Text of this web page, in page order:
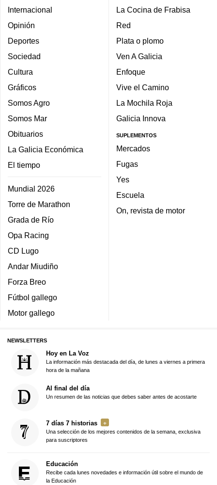
Internacional
Opinión
Deportes
Sociedad
Cultura
Gráficos
Somos Agro
Somos Mar
Obituarios
La Galicia Económica
El tiempo
Mundial 2026
Torre de Marathon
Grada de Río
Opa Racing
CD Lugo
Andar Miudiño
Forza Breo
Fútbol gallego
Motor gallego
La Cocina de Frabisa
Red
Plata o plomo
Ven A Galicia
Enfoque
Vive el Camino
La Mochila Roja
Galicia Innova
SUPLEMENTOS
Mercados
Fugas
Yes
Escuela
On, revista de motor
NEWSLETTERS
Hoy en La Voz
La información más destacada del día, de lunes a viernes a primera
hora de la mañana
Al final del día
Un resumen de las noticias que debes saber antes de acostarte
7 días 7 historias
Una selección de los mejores contenidos de la semana, exclusiva
para suscriptores
Educación
Recibe cada lunes novedades e información útil sobre el mundo de
la Educación